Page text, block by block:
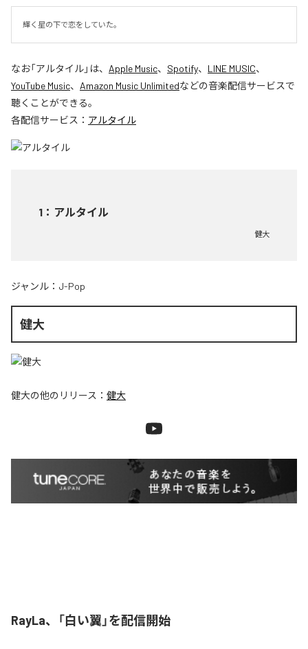
輝く星の下で恋をしていた。
なお「アルタイル」は、 Apple Music、 Spotify、 LINE MUSIC、
YouTube Music、 Amazon Music Unlimitedなどの音楽配信サービスで
聴くことができる。
各配信サービス： アルタイル
1 ： アルタイル
健大
ジャンル： J-Pop
健大
健大の他のリリース： 健大
RayLa、「白い翼」を配信開始